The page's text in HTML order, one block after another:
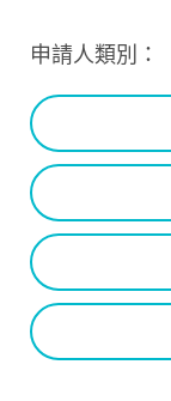
申請人類別：